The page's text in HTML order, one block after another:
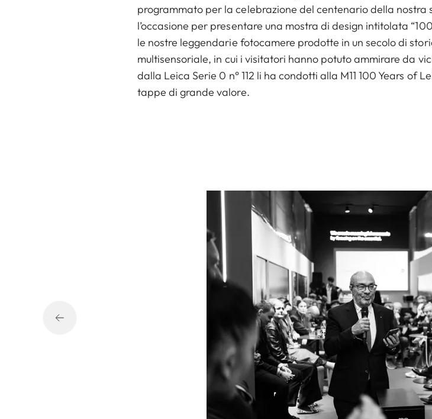
programmato per la celebrazione del centenario della nostra
l’occasione per presentare una mostra di design intitolata
le nostre leggendarie fotocamere prodotte in un secolo di
multisensoriale, in cui i visitatori hanno potuto ammirare da
dalla Leica Serie 0 n° 112 li ha condotti alla M11 100 Years of
tappe di grande valore.